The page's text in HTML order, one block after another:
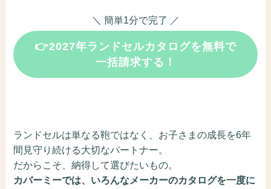
＼ 簡単1分で完了 ／
👉2027年ランドセルカタログを無料で
一括請求する！
ランドセルは単なる鞄ではなく、お子さまの成長を6年
間見守り続ける大切なパートナー。
だからこそ、納得して選びたいもの。
カバーミーでは、いろんなメーカーのカタログを一度に